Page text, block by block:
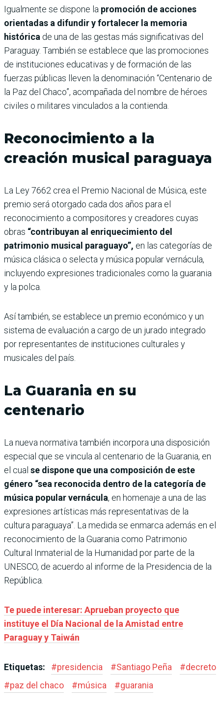
Igualmente se dispone la promoción de acciones
orientadas a difundir y fortalecer la memoria
histórica de una de las gestas más significativas del
Paraguay. También se establece que las promociones
de instituciones educativas y de formación de las
fuerzas públicas lleven la denominación “Centenario de
la Paz del Chaco”, acompañada del nombre de héroes
civiles o militares vinculados a la contienda.
Reconocimiento a la
creación musical paraguaya
La Ley 7662 crea el Premio Nacional de Música, este
premio será otorgado cada dos años para el
reconocimiento a compositores y creadores cuyas
obras “contribuyan al enriquecimiento del
patrimonio musical paraguayo”, en las categorías de
música clásica o selecta y música popular vernácula,
incluyendo expresiones tradicionales como la guarania
y la polca.
Así también, se establece un premio económico y un
sistema de evaluación a cargo de un jurado integrado
por representantes de instituciones culturales y
musicales del país.
La Guarania en su
centenario
La nueva normativa también incorpora una disposición
especial que se vincula al centenario de la Guarania, en
el cual se dispone que una composición de este
género “sea reconocida dentro de la categoría de
música popular vernácula, en homenaje a una de las
expresiones artísticas más representativas de la
cultura paraguaya”. La medida se enmarca además en el
reconocimiento de la Guarania como Patrimonio
Cultural Inmaterial de la Humanidad por parte de la
UNESCO, de acuerdo al informe de la Presidencia de la
República.
Te puede interesar: Aprueban proyecto que
instituye el Día Nacional de la Amistad entre
Paraguay y Taiwán
Etiquetas: #presidencia #Santiago Peña #decreto
#paz del chaco #música #guarania